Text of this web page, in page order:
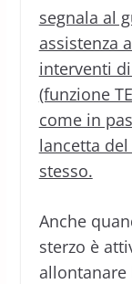
segnala al
assistenza
interventi
(funzione
come in
lancetta
stesso.
Anche
sterzo è
allontanare